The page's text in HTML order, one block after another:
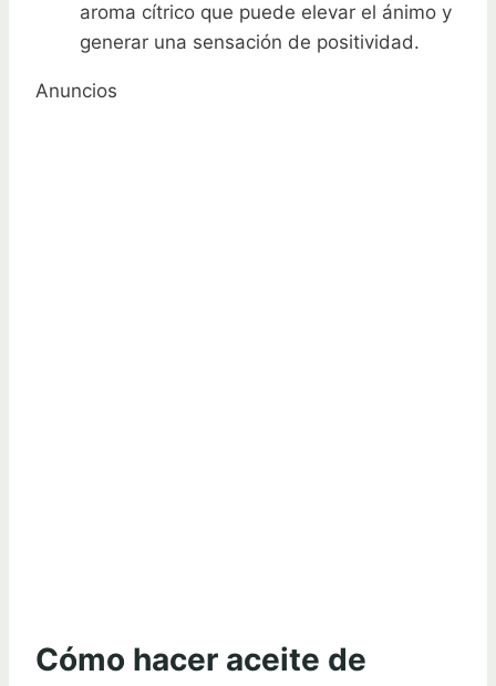
aroma cítrico que puede elevar el ánimo y
generar una sensación de positividad.
Anuncios
Cómo hacer aceite de